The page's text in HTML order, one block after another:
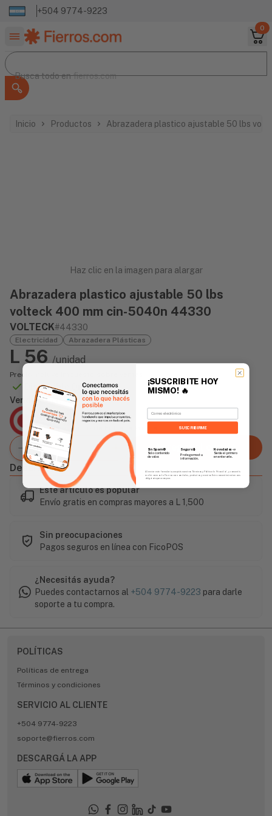
+504 9774-9223
0
Buscar productos
Busca todo en
Busca todo enfierros.com
Inicio Productos Abrazadera plastico ajustable 50 lbs
Haz clic en la imagen para alargar
Abrazadera plastico ajustable 50 lbs
volteck 400 mm cin-5040n 44330
VOLTECK#44330
Electricidad Abrazadera Plásticas
L 56 /unidad
Precio incluye impuesto sobre ventas
Disponible Online
Vendido Por:
Agencia Global
2 días - Tiempo de Entrega Promedio
Agregar al carrito
Descripción
Este artículo es popular
Envío gratis en compras mayores a L 1,500
Sin preocupaciones
Pagos seguros en línea con FicoPOS
¿Necesitás ayuda?
Puedes contactarnos al +504 9774-9223 para darle
soporte a tu compra.
POLÍTICAS
Políticas de entrega
Términos y condiciones
SERVICIO AL CLIENTE
+504 9774-9223
soporte@fierros.com
DESCARGÁ LA APP
¡SUSCRIBITE HOY
MISMO! 🔥
Email
SUSCRIBIRME
Sin Spam 🚫
Solo contenido
de valor.
Seguro 🔒
Protegemos tu
información.
Novedades 📣
Serás el primero
en enterarte.
Al enviar este formulario, aceptás nuestros Términos y Política de Privacidad, y consentís
recibir correos de Fierros con novedades, productos y eventos. Este consentimiento no es
obligatorio para comprar.